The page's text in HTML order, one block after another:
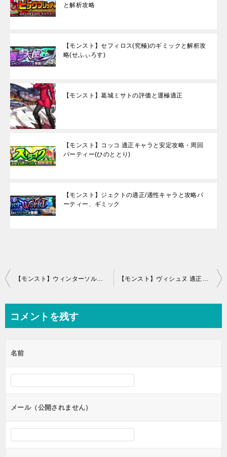
と解析攻略
【モンスト】セフィロス(究極)のギミックと解析攻
略(せふぃろす)
【モンスト】葛城ミサトの評価と運極適正
【モンスト】コッコ 適正キャラと安定攻略・周回
パーティー(ひのととり)
【モンスト】ジェクトの適正/適性キャラと攻略パ
ーティー、ギミック
投
ビ
ー
シ
ョ
ン
コメントを残す
名前
メール（公開されません）